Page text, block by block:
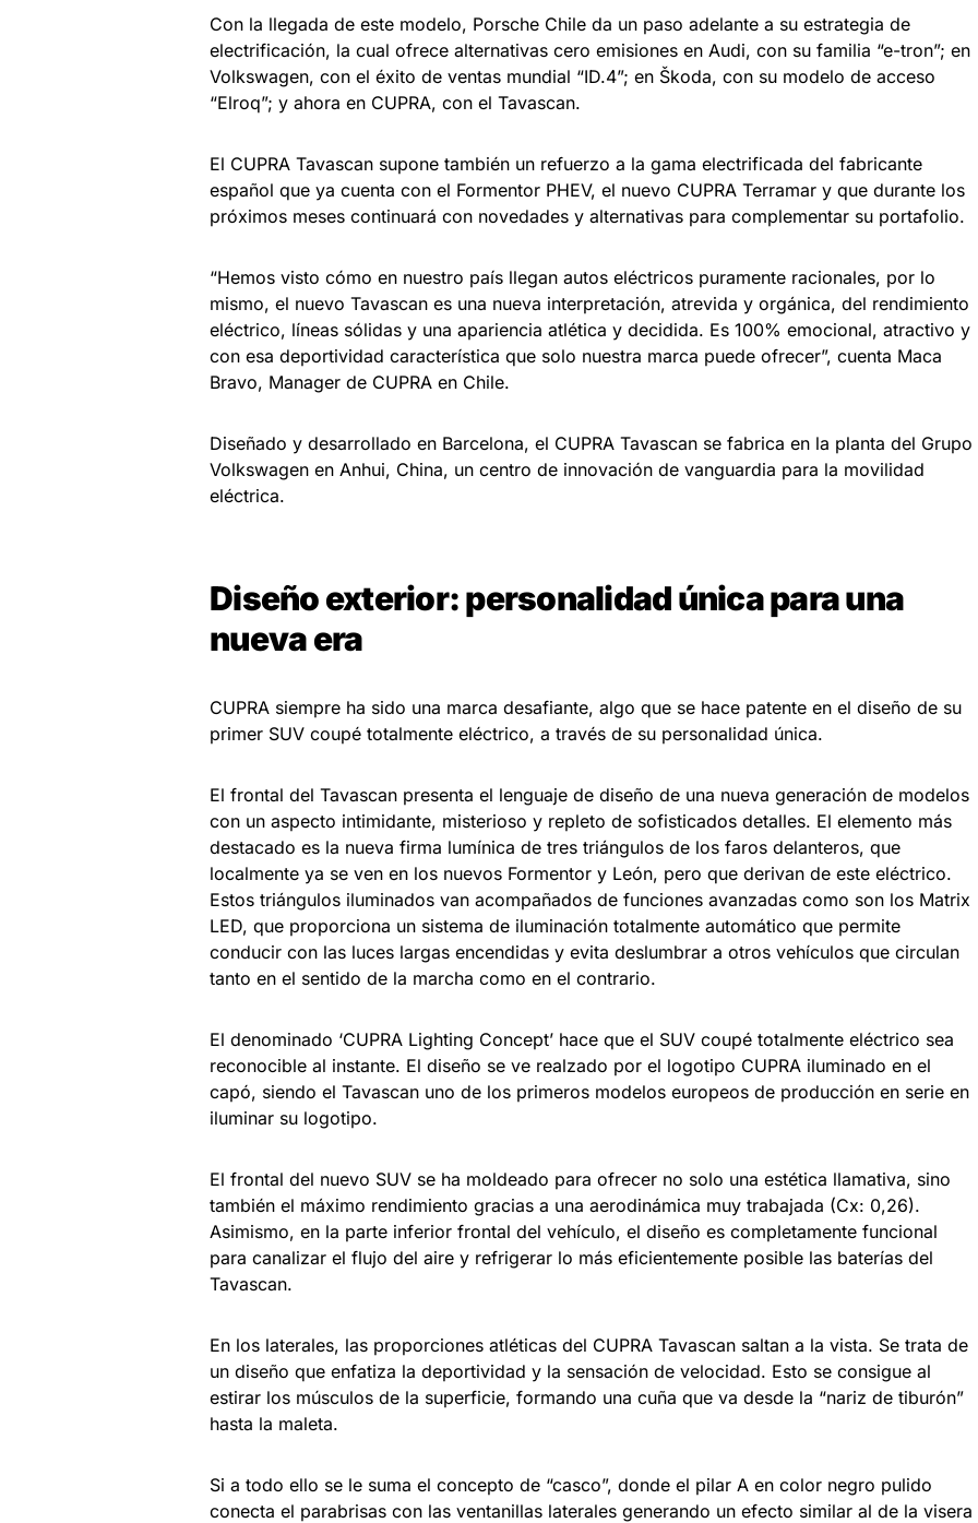
Con la llegada de este modelo, Porsche Chile da un paso adelante a su estrategia de
electrificación, la cual ofrece alternativas cero emisiones en Audi, con su familia “e-tron”; en
Volkswagen, con el éxito de ventas mundial “ID.4”; en Škoda, con su modelo de acceso
“Elroq”; y ahora en CUPRA, con el Tavascan.
El CUPRA Tavascan supone también un refuerzo a la gama electrificada del fabricante
español que ya cuenta con el Formentor PHEV, el nuevo CUPRA Terramar y que durante los
próximos meses continuará con novedades y alternativas para complementar su portafolio.
“Hemos visto cómo en nuestro país llegan autos eléctricos puramente racionales, por lo
mismo, el nuevo Tavascan es una nueva interpretación, atrevida y orgánica, del rendimiento
eléctrico, líneas sólidas y una apariencia atlética y decidida. Es 100% emocional, atractivo y
con esa deportividad característica que solo nuestra marca puede ofrecer”, cuenta Maca
Bravo, Manager de CUPRA en Chile.
Diseñado y desarrollado en Barcelona, el CUPRA Tavascan se fabrica en la planta del Grupo
Volkswagen en Anhui, China, un centro de innovación de vanguardia para la movilidad
eléctrica.
Diseño exterior: personalidad única para una
nueva era
CUPRA siempre ha sido una marca desafiante, algo que se hace patente en el diseño de su
primer SUV coupé totalmente eléctrico, a través de su personalidad única.
El frontal del Tavascan presenta el lenguaje de diseño de una nueva generación de modelos
con un aspecto intimidante, misterioso y repleto de sofisticados detalles. El elemento más
destacado es la nueva firma lumínica de tres triángulos de los faros delanteros, que
localmente ya se ven en los nuevos Formentor y León, pero que derivan de este eléctrico.
Estos triángulos iluminados van acompañados de funciones avanzadas como son los Matrix
LED, que proporciona un sistema de iluminación totalmente automático que permite
conducir con las luces largas encendidas y evita deslumbrar a otros vehículos que circulan
tanto en el sentido de la marcha como en el contrario.
El denominado ‘CUPRA Lighting Concept’ hace que el SUV coupé totalmente eléctrico sea
reconocible al instante. El diseño se ve realzado por el logotipo CUPRA iluminado en el
capó, siendo el Tavascan uno de los primeros modelos europeos de producción en serie en
iluminar su logotipo.
El frontal del nuevo SUV se ha moldeado para ofrecer no solo una estética llamativa, sino
también el máximo rendimiento gracias a una aerodinámica muy trabajada (Cx: 0,26).
Asimismo, en la parte inferior frontal del vehículo, el diseño es completamente funcional
para canalizar el flujo del aire y refrigerar lo más eficientemente posible las baterías del
Tavascan.
En los laterales, las proporciones atléticas del CUPRA Tavascan saltan a la vista. Se trata de
un diseño que enfatiza la deportividad y la sensación de velocidad. Esto se consigue al
estirar los músculos de la superficie, formando una cuña que va desde la “nariz de tiburón”
hasta la maleta.
Si a todo ello se le suma el concepto de “casco”, donde el pilar A en color negro pulido
conecta el parabrisas con las ventanillas laterales generando un efecto similar al de la visera